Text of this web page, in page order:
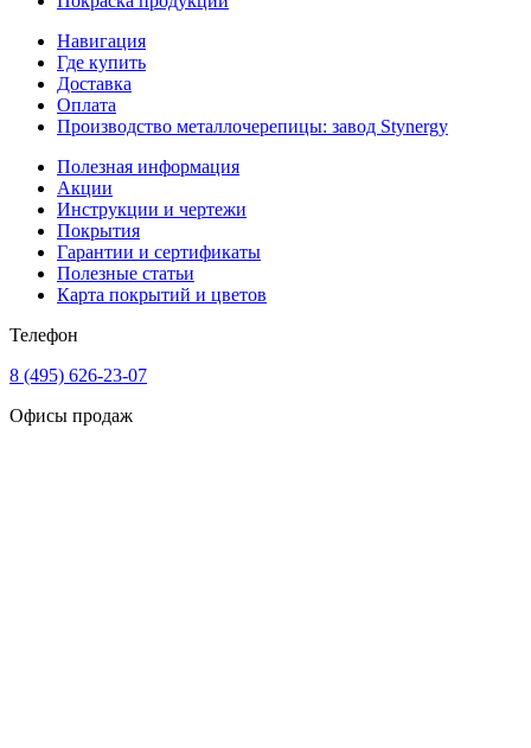
Навигация
Где купить
Доставка
Оплата
Производство металлочерепицы: завод Stynergy
Полезная информация
Акции
Инструкции и чертежи
Покрытия
Гарантии и сертификаты
Полезные статьи
Карта покрытий и цветов
Телефон
8 (495) 626-23-07
Офисы продаж